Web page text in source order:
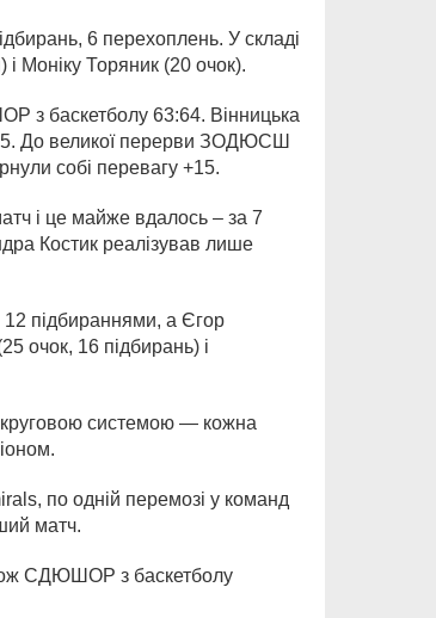
6 перехоплень. У складі
Моніку Торяник (20 очок).
з баскетболу 63:64. Вінницька
До великої перерви ЗОДЮСШ
собі перевагу +15.
і це майже вдалось – за 7
Костик реалізував лише
підбираннями, а Єгор
очок, 16 підбирань) і
круговою системою — кожна
по одній перемозі у команд
матч.
СДЮШОР з баскетболу